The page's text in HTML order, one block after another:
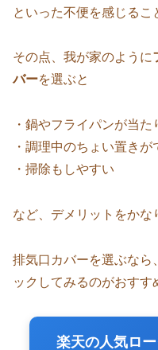
といった不便を感じるこ
その点、我が家のように
バーを選ぶと
・鍋やフライパンが当た
・調理中のちょい置きが
・掃除もしやすい
など、デメリットをかな
排気口カバーを選ぶなら
ックしてみるのがおすす
楽天の人気ロ